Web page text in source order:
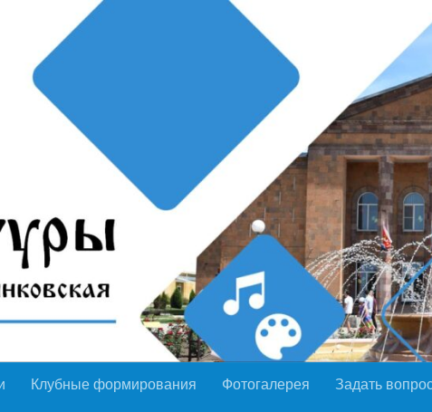
Клубные формирования Фотогалерея Задать